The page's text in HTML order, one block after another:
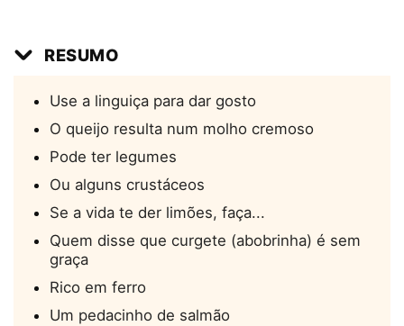
RESUMO
Use a linguiça para dar gosto
O queijo resulta num molho cremoso
Pode ter legumes
Ou alguns crustáceos
Se a vida te der limões, faça...
Quem disse que curgete (abobrinha) é sem
graça
Rico em ferro
Um pedacinho de salmão